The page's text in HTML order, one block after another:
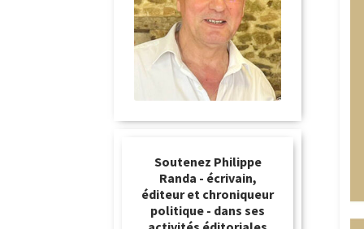
Soutenez Philippe
Randa - écrivain,
éditeur et chroniqueur
politique - dans ses